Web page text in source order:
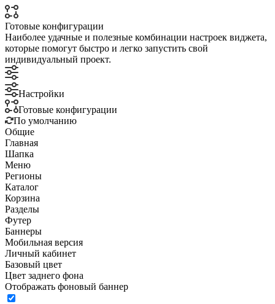
Готовые конфигурации
Наиболее удачные и полезные комбинации настроек виджета,
которые помогут быстро и легко запустить свой
индивидуальный проект.
Настройки
Готовые конфигурации
По умолчанию
Общие
Главная
Шапка
Меню
Регионы
Каталог
Корзина
Разделы
Футер
Баннеры
Мобильная версия
Личный кабинет
Базовый цвет
Цвет заднего фона
Отображать фоновый баннер